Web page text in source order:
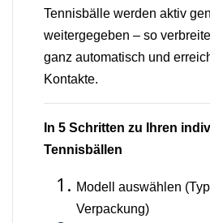
Tennisbälle werden aktiv
weitergegeben – so
ganz automatisch und
Kontakte.
In 5 Schritten zu Ihren
Tennisbällen
Modell auswählen
Verpackung)